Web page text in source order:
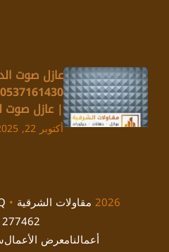
عازل صوت
| عازل صوت
أكتوبر 22, 2025
2026 مقاولات الشرقية • DESIGNED BY
أعمالنامعرض الأعمال